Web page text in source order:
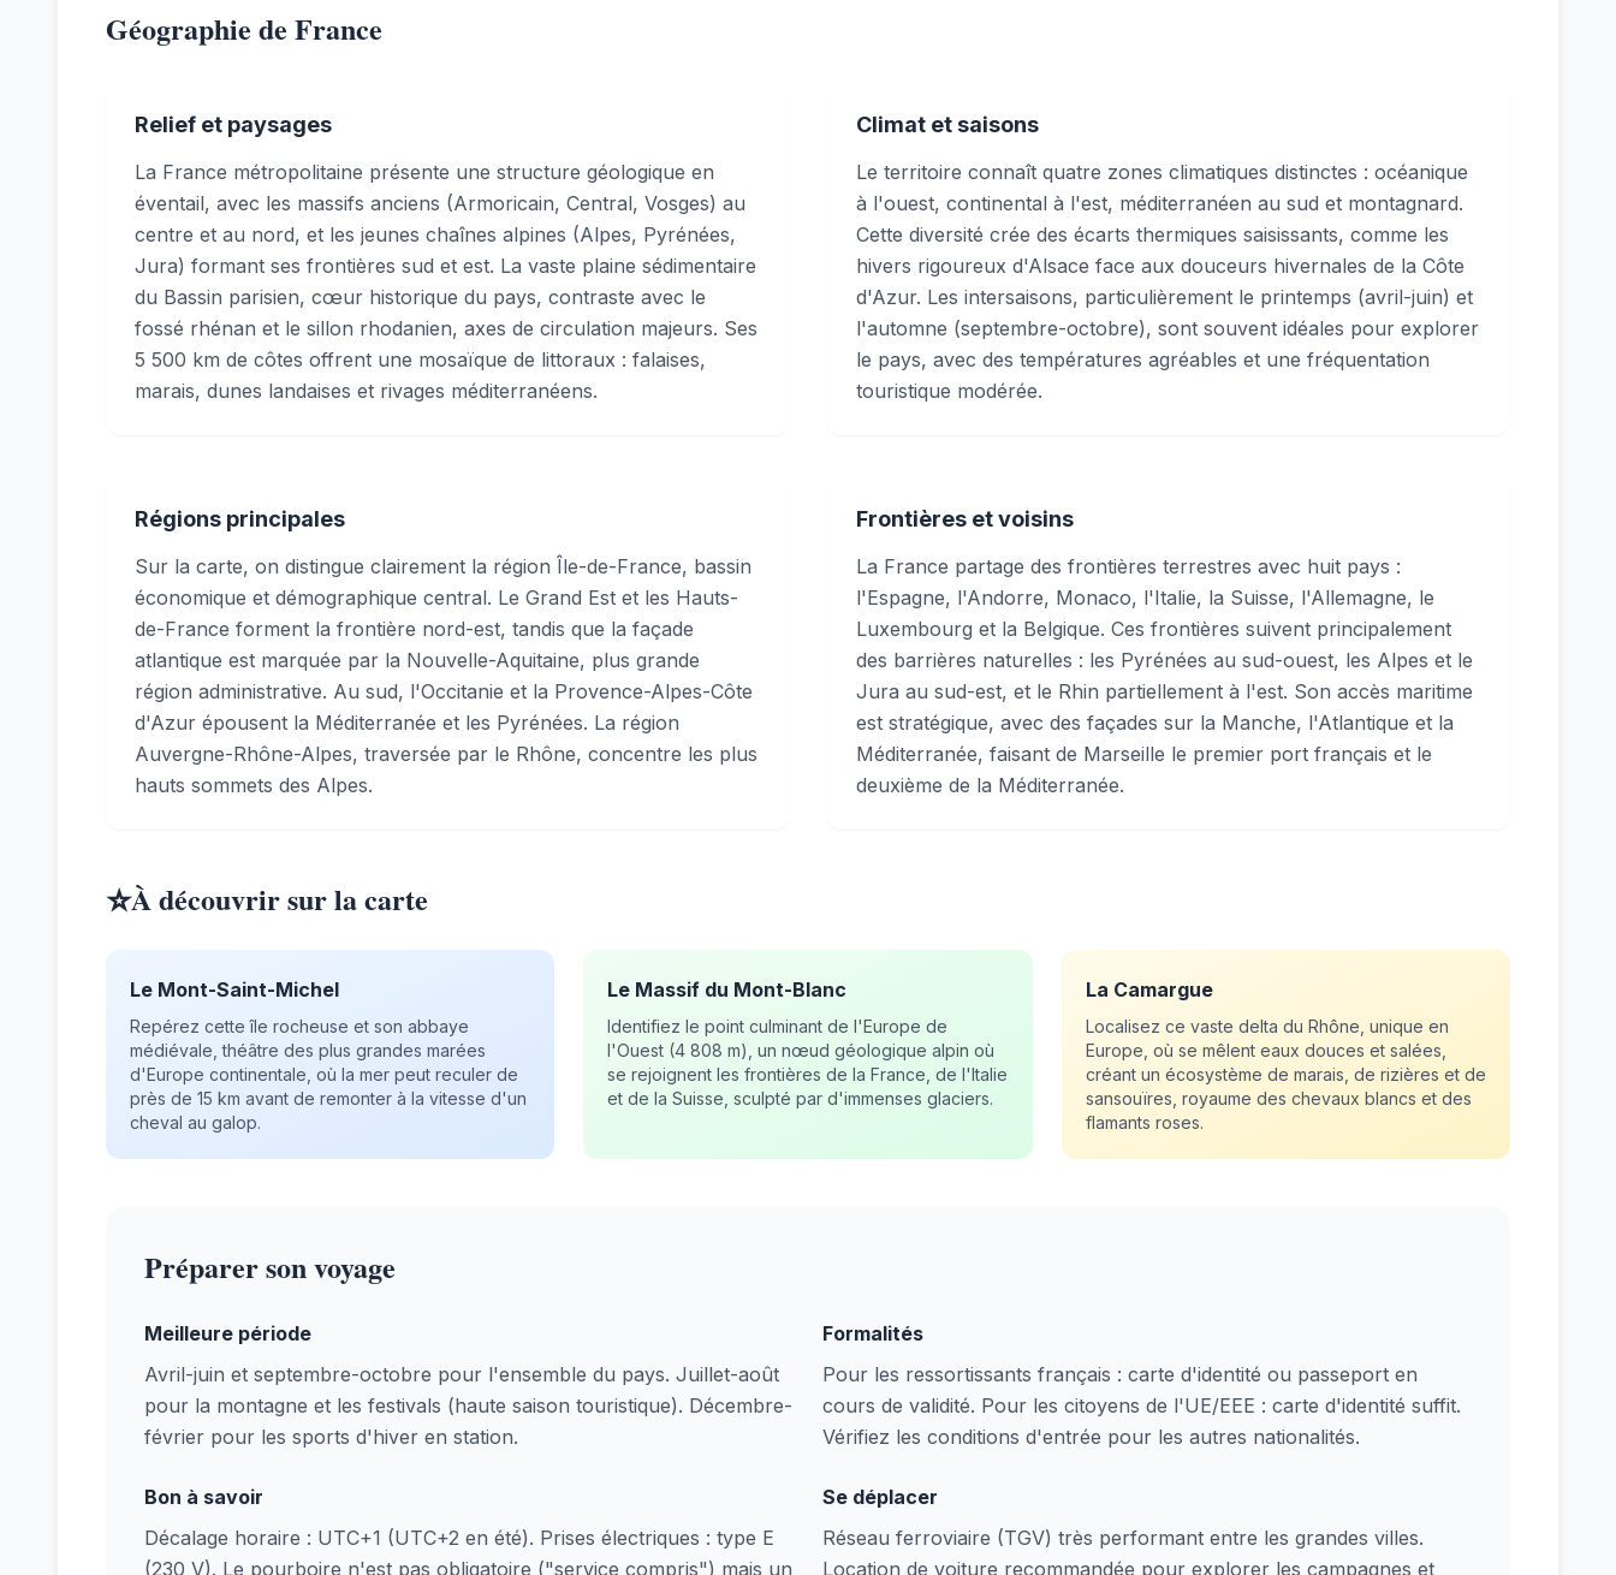
Géographie de France
Relief et paysages
La France métropolitaine présente une structure géologique en
éventail, avec les massifs anciens (Armoricain, Central, Vosges) au
centre et au nord, et les jeunes chaînes alpines (Alpes, Pyrénées,
Jura) formant ses frontières sud et est. La vaste plaine sédimentaire
du Bassin parisien, cœur historique du pays, contraste avec le
fossé rhénan et le sillon rhodanien, axes de circulation majeurs. Ses
5 500 km de côtes offrent une mosaïque de littoraux : falaises,
marais, dunes landaises et rivages méditerranéens.
Climat et saisons
Le territoire connaît quatre zones climatiques distinctes : océanique
à l'ouest, continental à l'est, méditerranéen au sud et montagnard.
Cette diversité crée des écarts thermiques saisissants, comme les
hivers rigoureux d'Alsace face aux douceurs hivernales de la Côte
d'Azur. Les intersaisons, particulièrement le printemps (avril-juin) et
l'automne (septembre-octobre), sont souvent idéales pour explorer
le pays, avec des températures agréables et une fréquentation
touristique modérée.
Régions principales
Sur la carte, on distingue clairement la région Île-de-France, bassin
économique et démographique central. Le Grand Est et les Hauts-
de-France forment la frontière nord-est, tandis que la façade
atlantique est marquée par la Nouvelle-Aquitaine, plus grande
région administrative. Au sud, l'Occitanie et la Provence-Alpes-Côte
d'Azur épousent la Méditerranée et les Pyrénées. La région
Auvergne-Rhône-Alpes, traversée par le Rhône, concentre les plus
hauts sommets des Alpes.
Frontières et voisins
La France partage des frontières terrestres avec huit pays :
l'Espagne, l'Andorre, Monaco, l'Italie, la Suisse, l'Allemagne, le
Luxembourg et la Belgique. Ces frontières suivent principalement
des barrières naturelles : les Pyrénées au sud-ouest, les Alpes et le
Jura au sud-est, et le Rhin partiellement à l'est. Son accès maritime
est stratégique, avec des façades sur la Manche, l'Atlantique et la
Méditerranée, faisant de Marseille le premier port français et le
deuxième de la Méditerranée.
⭐À découvrir sur la carte
Le Mont-Saint-Michel
Repérez cette île rocheuse et son abbaye
médiévale, théâtre des plus grandes marées
d'Europe continentale, où la mer peut reculer de
près de 15 km avant de remonter à la vitesse d'un
cheval au galop.
Le Massif du Mont-Blanc
Identifiez le point culminant de l'Europe de
l'Ouest (4 808 m), un nœud géologique alpin où
se rejoignent les frontières de la France, de l'Italie
et de la Suisse, sculpté par d'immenses glaciers.
La Camargue
Localisez ce vaste delta du Rhône, unique en
Europe, où se mêlent eaux douces et salées,
créant un écosystème de marais, de rizières et de
sansouïres, royaume des chevaux blancs et des
flamants roses.
Préparer son voyage
Meilleure période
Avril-juin et septembre-octobre pour l'ensemble du pays. Juillet-août
pour la montagne et les festivals (haute saison touristique). Décembre-
février pour les sports d'hiver en station.
Formalités
Pour les ressortissants français : carte d'identité ou passeport en
cours de validité. Pour les citoyens de l'UE/EEE : carte d'identité suffit.
Vérifiez les conditions d'entrée pour les autres nationalités.
Bon à savoir
Décalage horaire : UTC+1 (UTC+2 en été). Prises électriques : type E
(230 V). Le pourboire n'est pas obligatoire ("service compris") mais un
Se déplacer
Réseau ferroviaire (TGV) très performant entre les grandes villes.
Location de voiture recommandée pour explorer les campagnes et